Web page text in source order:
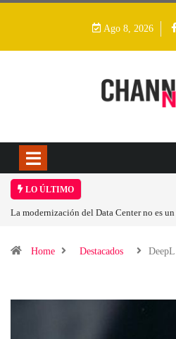
Ago 8, 2026
LO ÚLTIMO
del Data Center no es un
Home Destacados